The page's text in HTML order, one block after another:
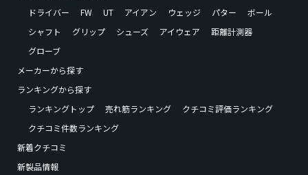
ドライバー
FW UT アイアン ウェッジ パター
ボール
シャフト
グリップ シューズ アイウェア
距離計測器
グローブ
メーカーから探す
ランキングから探す
ランキングトップ
売れ筋ランキング
クチコミ評価ランキング
クチコミ件数ランキング
新着クチコミ
新製品情報